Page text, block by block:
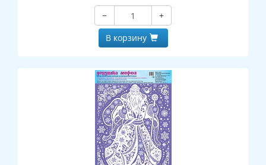
−
+
В корзину